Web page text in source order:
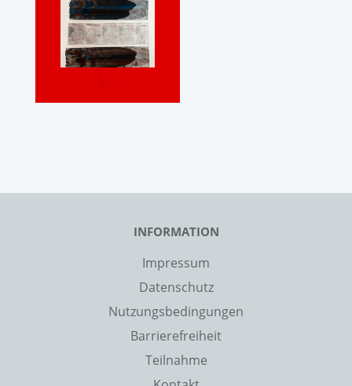
5: -
INFORMATION
Impressum
Datenschutz
Nutzungsbedingungen
Barrierefreiheit
Teilnahme